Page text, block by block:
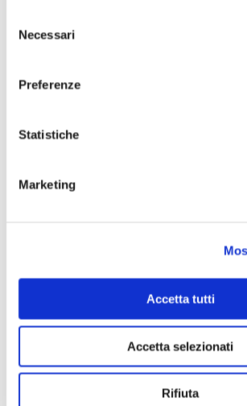
delNecessari
Preferenze
Statistiche
Marketing
Accetta tutti
Accetta selezionati
Rifiuta
CICERONE - Il gioco che nasce